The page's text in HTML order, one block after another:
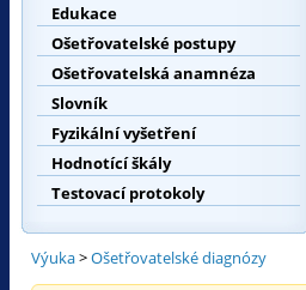
Edukace
Ošetřovatelské postupy
Ošetřovatelská anamnéza
Slovník
Fyzikální vyšetření
Hodnotící škály
Testovací protokoly
Výuka>Ošetřovatelské diagnózy